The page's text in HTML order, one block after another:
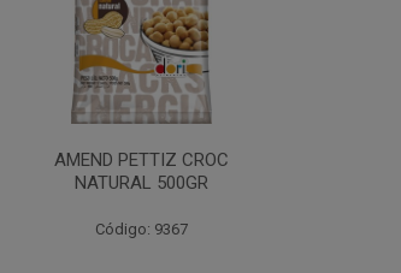
AMEND PETTIZ CROC
NATURAL 500GR
Código: 9367